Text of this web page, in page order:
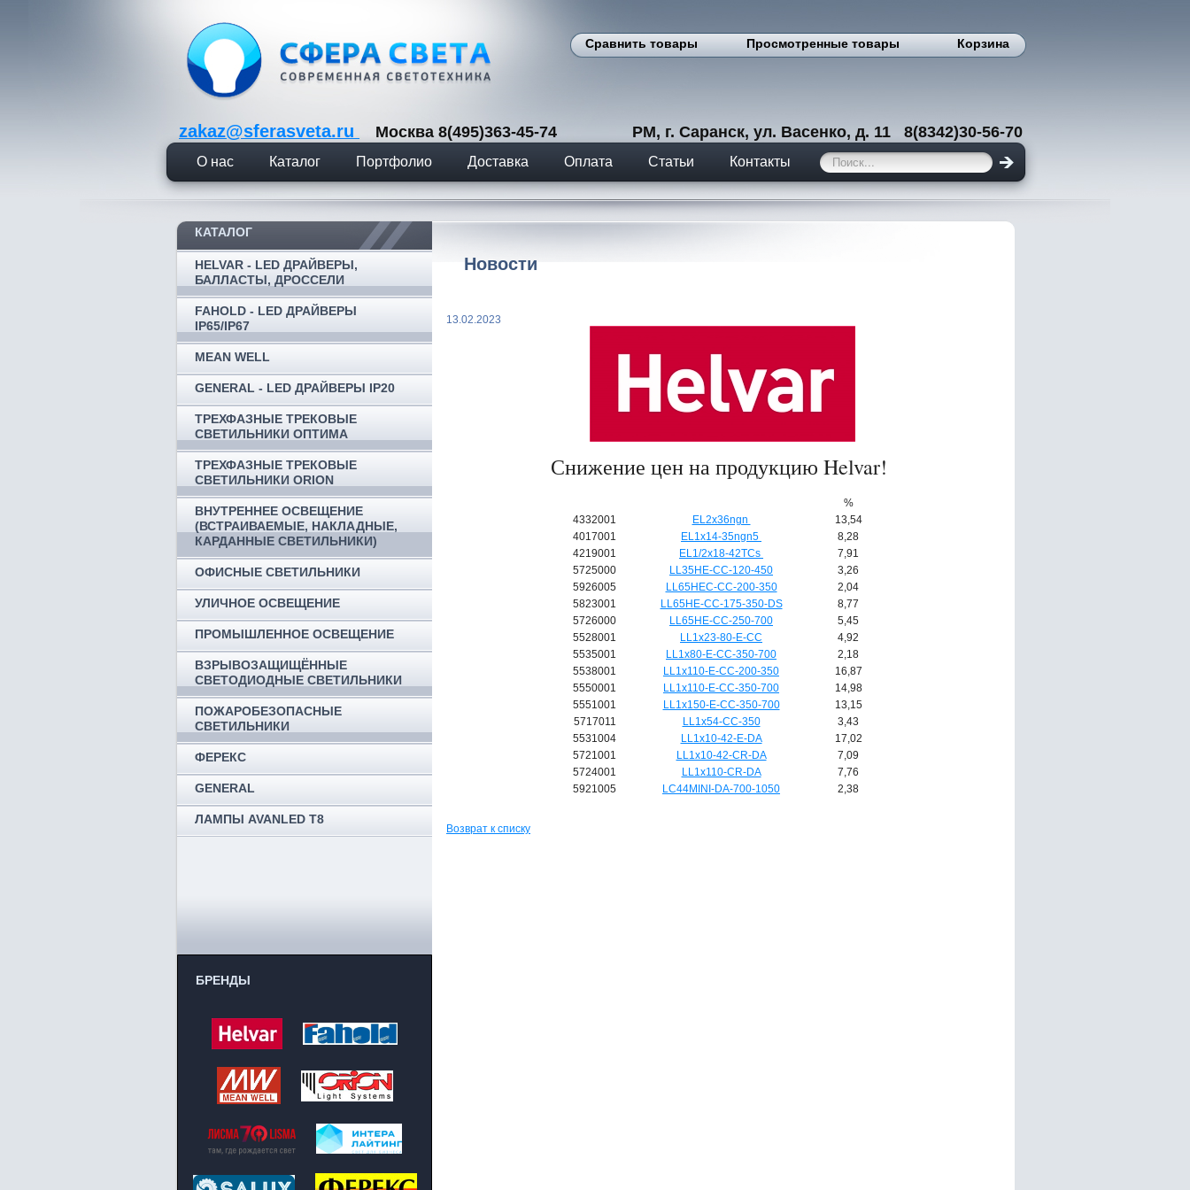
Сравнить товары Просмотренные товары Корзина
zakaz@sferasveta.ru Москва 8(495)363-45-74 РМ, г. Саранск, ул. Васенко, д. 11 8(8342)30-56-70
О нас Каталог Портфолио Доставка Оплата Статьи Контакты
КАТАЛОГ
HELVAR - LED ДРАЙВЕРЫ,
БАЛЛАСТЫ, ДРОССЕЛИ
FAHOLD - LED ДРАЙВЕРЫ
IP65/IP67
MEAN WELL
GENERAL - LED ДРАЙВЕРЫ IP20
ТРЕХФАЗНЫЕ ТРЕКОВЫЕ
СВЕТИЛЬНИКИ ОПТИМА
ТРЕХФАЗНЫЕ ТРЕКОВЫЕ
СВЕТИЛЬНИКИ ORION
ВНУТРЕННЕЕ ОСВЕЩЕНИЕ
(ВСТРАИВАЕМЫЕ, НАКЛАДНЫЕ,
КАРДАННЫЕ СВЕТИЛЬНИКИ)
ОФИСНЫЕ СВЕТИЛЬНИКИ
УЛИЧНОЕ ОСВЕЩЕНИЕ
ПРОМЫШЛЕННОЕ ОСВЕЩЕНИЕ
ВЗРЫВОЗАЩИЩЁННЫЕ
СВЕТОДИОДНЫЕ СВЕТИЛЬНИКИ
ПОЖАРОБЕЗОПАСНЫЕ
СВЕТИЛЬНИКИ
ФЕРЕКС
GENERAL
ЛАМПЫ AVANLED T8
БРЕНДЫ
Новости
13.02.2023
Снижение цен на продукцию Helvar!
%
4332001
EL2x36ngn
13,54
4017001
EL1x14-35ngn5
8,28
4219001
EL1/2x18-42TCs
7,91
5725000
LL35HE-CC-120-450
3,26
5926005
LL65HEC-CC-200-350
2,04
5823001
LL65HE-CC-175-350-DS
8,77
5726000
LL65HE-CC-250-700
5,45
5528001
LL1x23-80-E-CC
4,92
5535001
LL1x80-E-CC-350-700
2,18
5538001
LL1x110-E-CC-200-350
16,87
5550001
LL1x110-E-CC-350-700
14,98
5551001
LL1x150-E-CC-350-700
13,15
5717011
LL1x54-CC-350
3,43
5531004
LL1x10-42-E-DA
17,02
5721001
LL1x10-42-CR-DA
7,09
5724001
LL1x110-CR-DA
7,76
5921005
LC44MINI-DA-700-1050 2,38
Возврат к списку